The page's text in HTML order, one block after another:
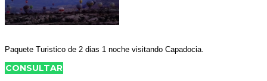
Paquete Turistico de 2 dias 1 noche visitando Capadocia.
CONSULTAR